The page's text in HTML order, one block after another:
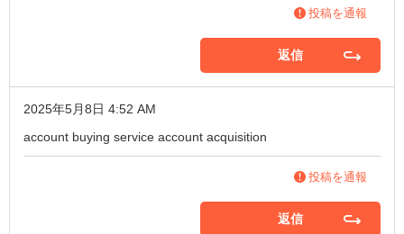
投稿を通報
返信
2025年5月8日 4:52 AM
account buying service account acquisition
投稿を通報
返信